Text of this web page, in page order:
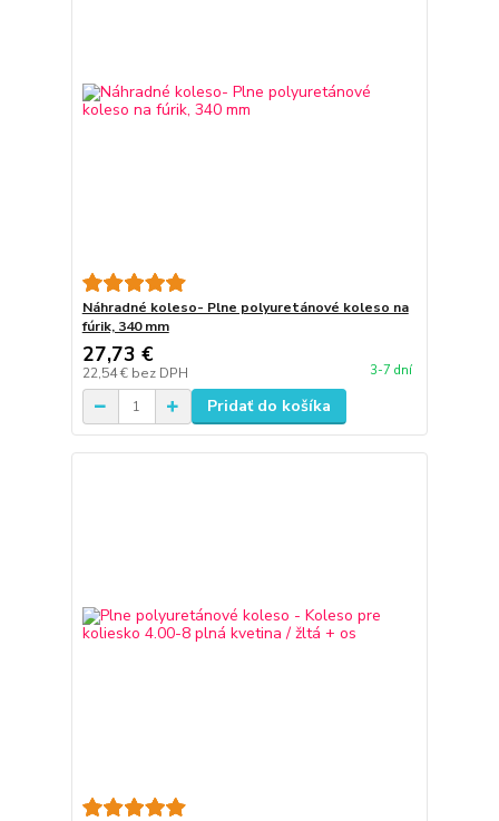
Náhradné koleso- Plne polyuretánové koleso na
fúrik, 340 mm
27,73 €
22,54 € bez DPH 3-7 dní
Pridať do košíka